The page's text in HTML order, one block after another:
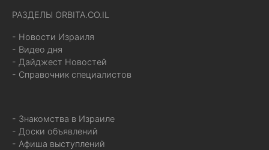
РАЗДЕЛЫ ORBITA.CO.IL
- Новости Израиля
- Видео дня
- Дайджест Новостей
- Справочник специалистов
- Знакомства в Израиле
- Доски объявлений
- Афиша выступлений